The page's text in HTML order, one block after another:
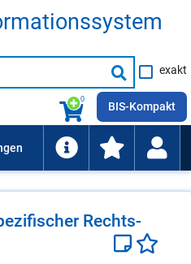
Suche
starten
exakt
0
BIS-Kompakt
Rechts­